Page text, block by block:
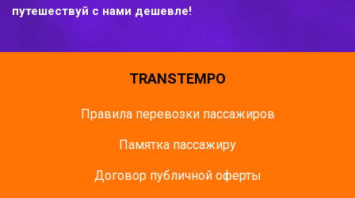
путешествуй с нами дешевле!
TRANSTEMPO
Правила перевозки пассажиров
Памятка пасcажиру
Договор публичной оферты